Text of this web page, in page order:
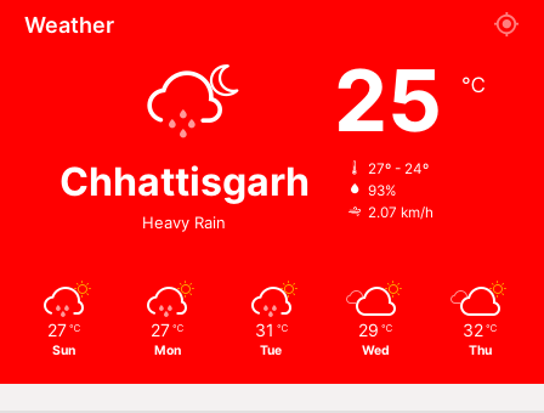
Weather
Chhattisgarh
Heavy Rain
25 ℃
27º - 24º
93%
2.07 km/h
27 ℃
Sun
27 ℃
Mon
31 ℃
Tue
29 ℃
Wed
32 ℃
Thu